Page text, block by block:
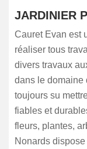
JARDINIER
Cauret Evan est
réaliser tous
divers travaux
dans le domaine
toujours su
fiables et
fleurs, plantes,
Nonards